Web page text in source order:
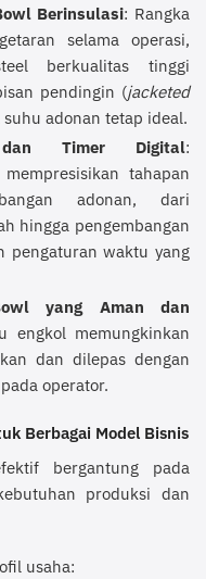
Berinsulasi: Rangka
selama operasi,
berkualitas tinggi
pendingin (jacketed
adonan tetap ideal.
dan Timer Digital:
tahapan
adonan, dari
hingga pengembangan
pengaturan waktu yang
yang Aman dan
engkol memungkinkan
dan dilepas dengan
operator.
Berbagai Model Bisnis
bergantung pada
produksi dan
usaha: